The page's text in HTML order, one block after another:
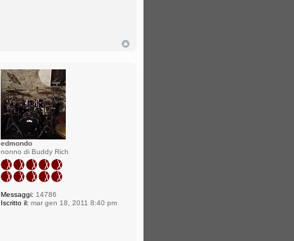
edmondo
nonno di Buddy Rich
Messaggi: 14786
Iscritto il: mar gen 18, 2011 8:40 pm